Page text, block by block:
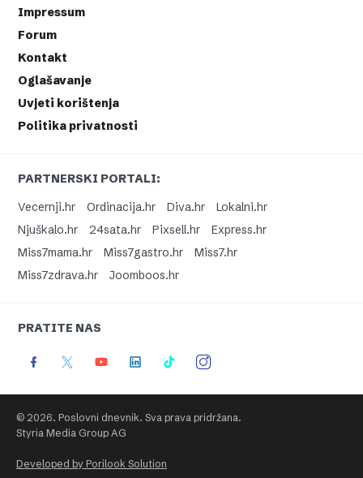
Impressum
Forum
Kontakt
Oglašavanje
Uvjeti korištenja
Politika privatnosti
PARTNERSKI PORTALI:
Vecernji.hr
Ordinacija.hr Diva.hr
Lokalni.hr
Njuškalo.hr
24sata.hr Pixsell.hr
Express.hr
Miss7mama.hr
Miss7gastro.hr
Miss7.hr
Miss7zdrava.hr
Joomboos.hr
PRATITE NAS
© 2026. Poslovni dnevnik. Sva prava pridržana.
Styria Media Group AG
Developed by Porilook Solution